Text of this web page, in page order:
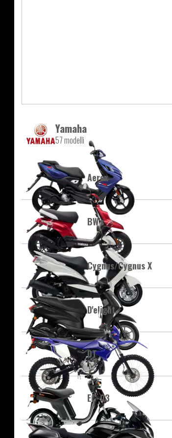
Yamaha
57 modelli
Aerox
BW's
Cygnus/Cygnus X
D'elight
DT
EC-03